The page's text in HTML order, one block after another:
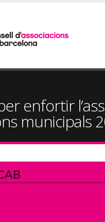
enfortir
municipals